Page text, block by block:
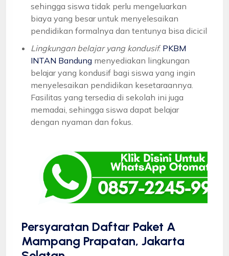
sehingga siswa tidak perlu mengeluarkan
biaya yang besar untuk menyelesaikan
pendidikan formalnya dan tentunya bisa dicicil
Lingkungan belajar yang kondusif: PKBM
INTAN Bandung menyediakan lingkungan
belajar yang kondusif bagi siswa yang ingin
menyelesaikan pendidikan kesetaraannya.
Fasilitas yang tersedia di sekolah ini juga
memadai, sehingga siswa dapat belajar
dengan nyaman dan fokus.
Persyaratan Daftar Paket A
Mampang Prapatan, Jakarta